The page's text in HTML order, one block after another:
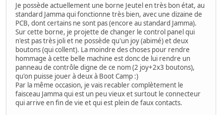
Je possède actuellement une borne Jeutel en très bon état, au
standard Jamma qui fonctionne très bien, avec une dizaine de
PCB, dont certains ne sont pas (encore au standard Jamma).
Sur cette borne, je projette de changer le control panel qui
n'est pas très joli et ne possède qu'un joy (abimé) et deux
boutons (qui collent). La moindre des choses pour rendre
hommage à cette belle machine est donc de lui rendre un
panneau de contrôle digne de ce nom (2 joy+2x3 boutons),
qu'on puisse jouer à deux à Boot Camp :)
Par la même occasion, je vais recabler complètement le
faisceau Jamma qui est un peu vieux et surtout le connecteur
qui arrive en fin de vie et qui est plein de faux contacts.